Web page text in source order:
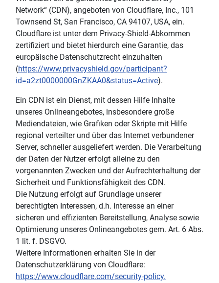
Network“ (CDN), angeboten von Cloudflare, Inc., 101
Townsend St, San Francisco, CA 94107, USA, ein.
Cloudflare ist unter dem Privacy-Shield-Abkommen
zertifiziert und bietet hierdurch eine Garantie, das
europäische Datenschutzrecht einzuhalten
(https://www.privacyshield.gov/participant?
id=a2zt0000000GnZKAA0&status=Active).
Ein CDN ist ein Dienst, mit dessen Hilfe Inhalte
unseres Onlineangebotes, insbesondere große
Mediendateien, wie Grafiken oder Skripte mit Hilfe
regional verteilter und über das Internet verbundener
Server, schneller ausgeliefert werden. Die Verarbeitung
der Daten der Nutzer erfolgt alleine zu den
vorgenannten Zwecken und der Aufrechterhaltung der
Sicherheit und Funktionsfähigkeit des CDN.
Die Nutzung erfolgt auf Grundlage unserer
berechtigten Interessen, d.h. Interesse an einer
sicheren und effizienten Bereitstellung, Analyse sowie
Optimierung unseres Onlineangebotes gem. Art. 6 Abs.
1 lit. f. DSGVO.
Weitere Informationen erhalten Sie in der
Datenschutzerklärung von Cloudflare:
https://www.cloudflare.com/security-policy.